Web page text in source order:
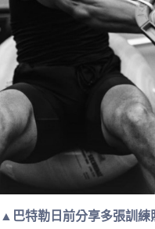
▲巴特勒日前分享多張訓練